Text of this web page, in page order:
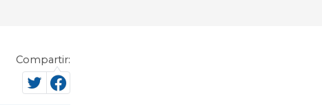
Compartir: